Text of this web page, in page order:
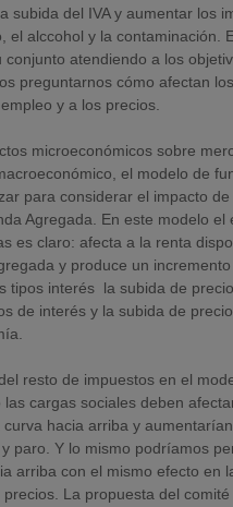
subida del IVA y aumentar los
el alccohol y la contaminación.
atendiendo a los
preguntarnos cómo afectan
y a los precios.
microeconómicos sobre
el modelo de
para considerar el impacto
Agregada. En este modelo
es claro: afecta a la renta
y produce un
tipos interés la subida de
de interés y la subida de
resto de impuestos en el
cargas sociales deben
hacia arriba y
paro. Y lo mismo podríamos
arriba con el mismo efecto en
La propuesta del